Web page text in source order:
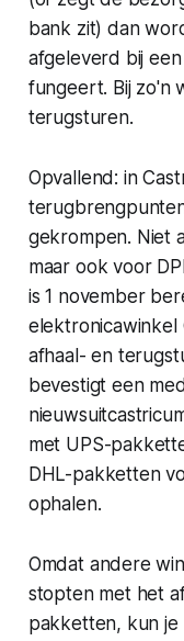
bank zit) dan
afgeleverd bij
fungeert. Bij zo'n
terugsturen.
Opvallend: in
gekrompen. Niet
maar ook voor
is 1 november
elektronicawinkel
afhaal- en
bevestigt een
met UPS-
DHL-pakketten
ophalen.
Omdat andere
stopten met het
pakketten, kun je